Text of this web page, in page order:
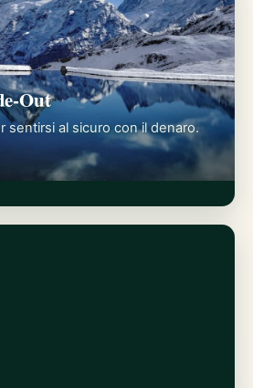
Out
sentirsi al sicuro con il denaro.